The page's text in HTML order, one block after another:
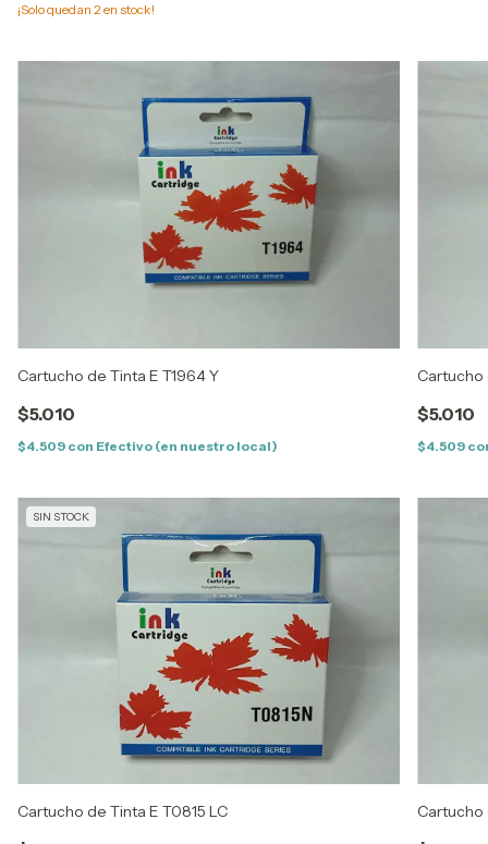
¡Solo quedan 2en stock!
Cartucho de Tinta E T1964 Y
$5.010
$4.509 con Efectivo (en nuestro local)
Cartucho
$5.010
$4.509
SIN STOCK
Cartucho de Tinta E T0815 LC Cartucho